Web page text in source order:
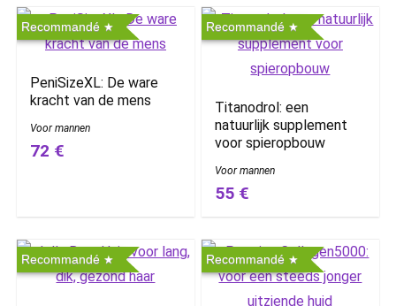
Recommandé
PeniSizeXL: De ware
kracht van de mens
Voor mannen
72 €
Recommandé
Titanodrol: een
natuurlijk supplement
voor spieropbouw
Voor mannen
55 €
Recommandé Recommandé